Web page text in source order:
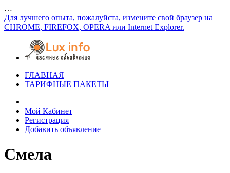
…
Для лучшего опыта, пожалуйста, измените свой браузер на
CHROME, FIREFOX, OPERA или Internet Explorer.
ГЛАВНАЯ
ТАРИФНЫЕ ПАКЕТЫ
Мой Кабинет
Регистрация
Добавить объявление
Смела